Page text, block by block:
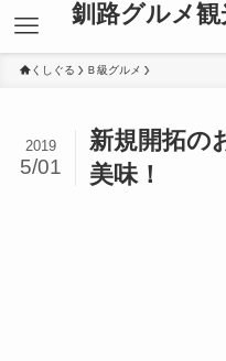
釧路グルメ
くしぐる Ｂ級グルメ
新規開拓の
美味！
2019
5/01